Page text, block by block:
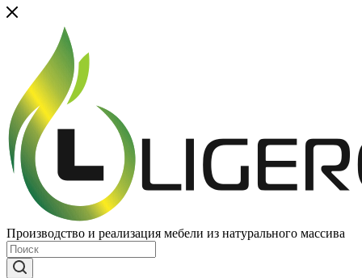
Производство и реализация мебели из натурального массива